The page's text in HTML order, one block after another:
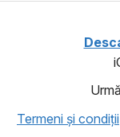
Termeni şi condiţii